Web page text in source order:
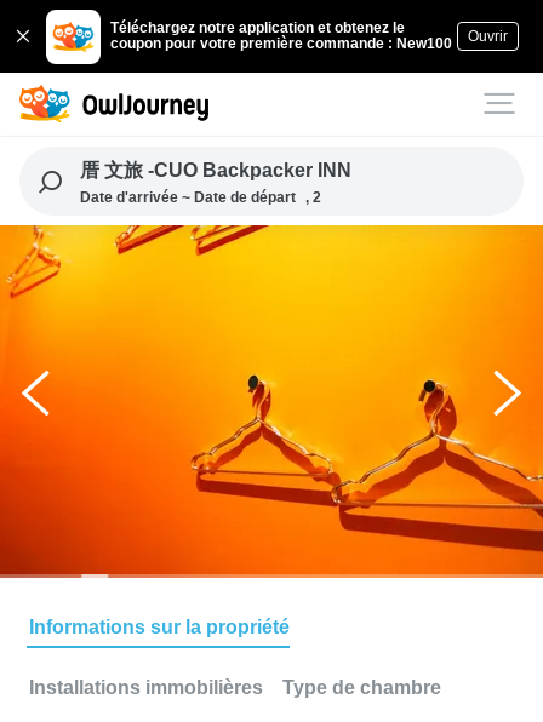
Téléchargez notre application et obtenez le
coupon pour votre première commande : New100
Ouvrir
厝 文旅 -CUO Backpacker INN
Date d'arrivée ~ Date de départ , 2
Informations sur la propriété
Installations immobilières Type de chambre